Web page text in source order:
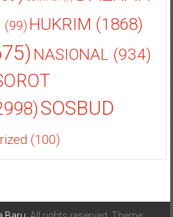
(99) HUKRIM (1868)
NASIONAL(934)
SOSBUD
(100)